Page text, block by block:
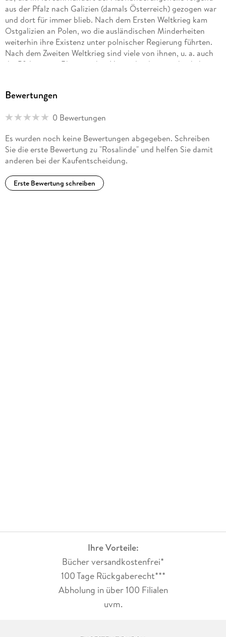
aus der Pfalz nach Galizien (damals Österreich) gezogen war
und dort für immer blieb. Nach dem Ersten Weltkrieg kam
Ostgalizien an Polen, wo die ausländischen Minderheiten
weiterhin ihre Existenz unter polnischer Regierung führten.
Nach dem Zweiten Weltkrieg sind viele von ihnen, u. a. auch
die Pfälzer vom Rhein, in ihre Heimatländer zurückgekehrt.
Dort absolvierte sie eine Berufsausbildung und erwarb das
nach Deutschland um, wo sie neben ihrem Beruf ein
schriftstellerische Tätigkeit. Ihr erster Roman mit dem Titel:
Sophie und dem Untertitel: One-Way-Ticket nach Berlin
wurde Ende 2016 als E-Book und Anfang 2017 als
Taschenbuch veröffentlicht. 2018 erschien ihr erstes
Kinderbuch: Rosalinde.
Bewertungen
0 Bewertungen
Es wurden noch keine Bewertungen abgegeben. Schreiben
Sie die erste Bewertung zu "Rosalinde" und helfen Sie damit
anderen bei der Kaufentscheidung.
Erste Bewertung schreiben
Ihre Vorteile:
Bücher versandkostenfrei*
100 Tage Rückgaberecht***
Abholung in über 100 Filialen
uvm.